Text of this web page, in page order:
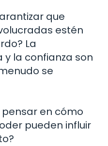
que
estén
La
la confianza son
se
en cómo
pueden influir